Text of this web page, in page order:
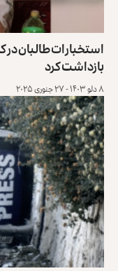
استخبارات طالبان
بازداشت کرد
۸ دلو ۱۴۰۳ - ۲۷ جنوری ۲۰۲۵